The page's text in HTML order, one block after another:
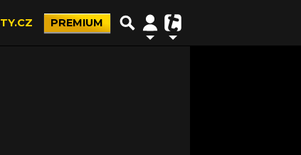
PREMIUM